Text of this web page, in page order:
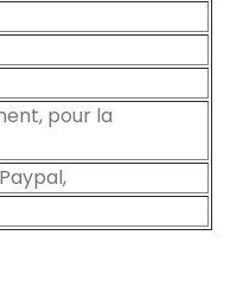
pour la